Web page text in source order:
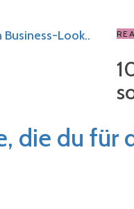
Look..
die du für